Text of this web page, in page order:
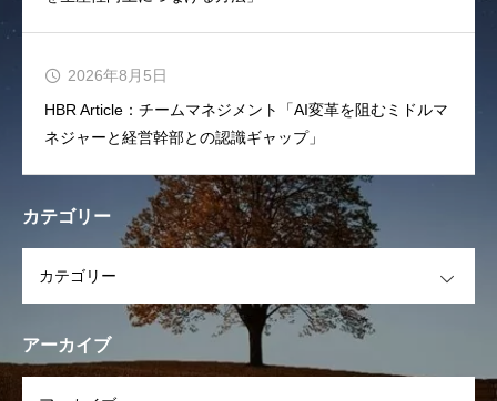
HBR Article：チームマネジメント「AI変革を阻むミドルマ
ネジャーと経営幹部との認識ギャップ」
2026年8月5日
カテゴリー
アーカイブ